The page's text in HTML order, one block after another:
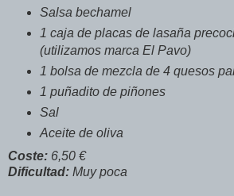
Salsa bechamel
1 caja de placas de lasaña
(utilizamos marca El Pavo)
1 bolsa de mezcla de 4 quesos
1 puñadito de piñones
Sal
Aceite de oliva
Coste: 6,50 €
Dificultad: Muy poca